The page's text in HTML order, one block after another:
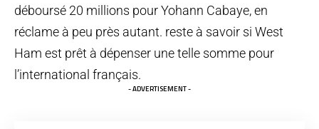
déboursé 20 millions pour Yohann Cabaye, en
réclame à peu près autant. reste à savoir si West
Ham est prêt à dépenser une telle somme pour
l’international français.
- ADVERTISEMENT -